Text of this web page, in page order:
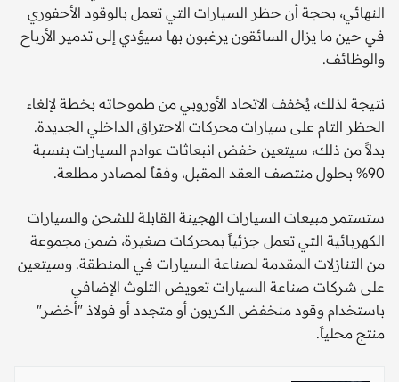
النهائي، بحجة أن حظر السيارات التي تعمل بالوقود الأحفوري
في حين ما يزال السائقون يرغبون بها سيؤدي إلى تدمير الأرباح
والوظائف.
نتيجة لذلك، يُخفف الاتحاد الأوروبي من طموحاته بخطة لإلغاء
الحظر التام على سيارات محركات الاحتراق الداخلي الجديدة.
بدلاً من ذلك، سيتعين خفض انبعاثات عوادم السيارات بنسبة
90% بحلول منتصف العقد المقبل، وفقاً لمصادر مطلعة.
ستستمر مبيعات السيارات الهجينة القابلة للشحن والسيارات
الكهربائية التي تعمل جزئياً بمحركات صغيرة، ضمن مجموعة
من التنازلات المقدمة لصناعة السيارات في المنطقة. وسيتعين
على شركات صناعة السيارات تعويض التلوث الإضافي
باستخدام وقود منخفض الكربون أو متجدد أو فولاذ "أخضر"
منتج محلياً.